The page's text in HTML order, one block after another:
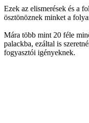
Ezek az elismerések és a
ösztönöznek minket a
Mára több mint 20 féle
palackba, ezáltal is
fogyasztói igényeknek.